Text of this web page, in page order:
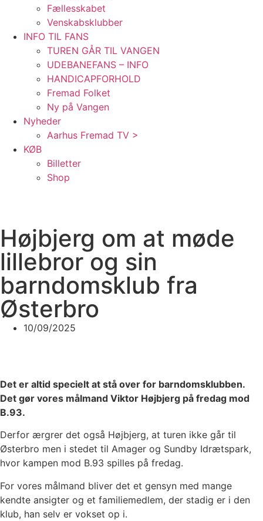
Fællesskabet
Venskabsklubber
INFO TIL FANS
TUREN GÅR TIL VANGEN
UDEBANEFANS – INFO
HANDICAPFORHOLD
Fremad Folket
Ny på Vangen
Nyheder
Aarhus Fremad TV >
KØB
Billetter
Shop
Højbjerg om at møde
lillebror og sin
barndomsklub fra
Østerbro
10/09/2025
Det er altid specielt at stå over for barndomsklubben.
Det gør vores målmand Viktor Højbjerg på fredag mod
B.93.
Derfor ærgrer det også Højbjerg, at turen ikke går til
Østerbro men i stedet til Amager og Sundby Idrætspark,
hvor kampen mod B.93 spilles på fredag.
For vores målmand bliver det et gensyn med mange
kendte ansigter og et familiemedlem, der stadig er i den
klub, han selv er vokset op i.